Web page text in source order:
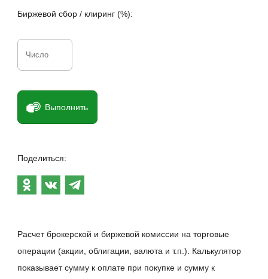
Биржевой сбор / клиринг (%):
Выполнить
Поделиться:
Расчет брокерской и биржевой комиссии на торговые
операции (акции, облигации, валютa и т.п.). Калькулятор
показывает сумму к оплате при покупке и сумму к